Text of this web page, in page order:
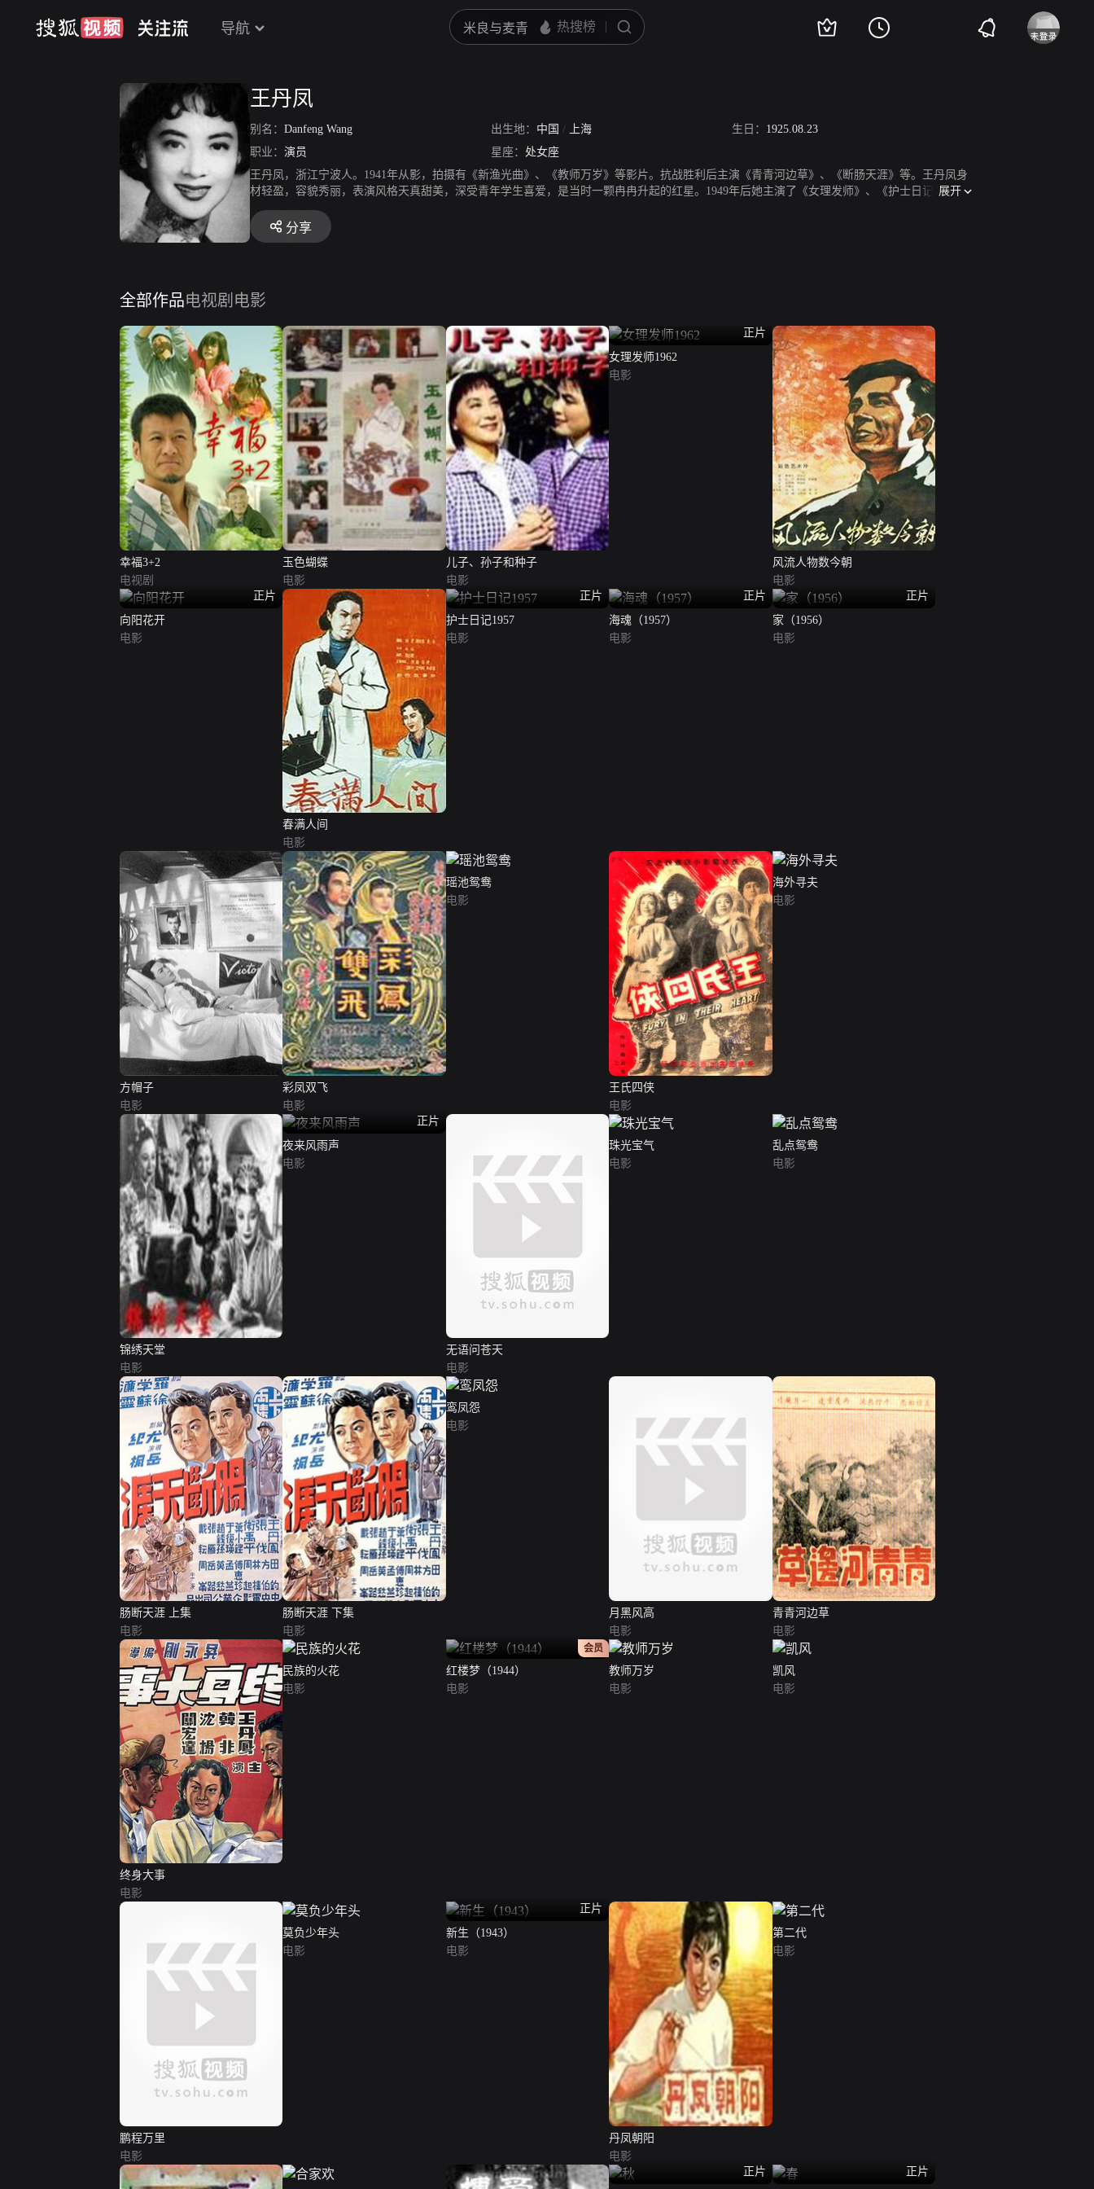
导航
王丹凤
别名： Danfeng Wang 出生地： 中国 / 上海 生日： 1925.08.23
职业： 演员 星座： 处女座
王丹凤，浙江宁波人。1941年从影，拍摄有《新渔光曲》、《教师万岁》等影片。抗战胜利后主演《青青河边草》、《断肠天涯》等。王丹凤身
材轻盈，容貌秀丽，表演风格天真甜美，深受青年学生喜爱，是当时一颗冉冉升起的红星。1949年后她主演了《女理发师》、《护士日记》等
片，表演委婉细腻、真切感人，受到观众欢迎。80年代后赴香港经商。
展开
分享
全部作品电视剧 电影
幸福3+2
电视剧
玉色蝴蝶
电影
儿子、孙子和种子
电影
正片
女理发师1962
电影
风流人物数今朝
电影
正片
向阳花开
电影
春满人间
电影
正片
护士日记1957
电影
正片
海魂（1957）
电影
正片
家（1956）
电影
方帽子
电影
彩凤双飞
电影
瑶池鸳鸯
电影
王氏四侠
电影
海外寻夫
电影
锦绣天堂
电影
正片
夜来风雨声
电影
无语问苍天
电影
珠光宝气
电影
乱点鸳鸯
电影
肠断天涯 上集
电影
肠断天涯 下集
电影
鸾凤怨
电影
月黑风高
电影
青青河边草
电影
终身大事
电影
民族的火花
电影
正片
会员
红楼梦（1944）
电影
教师万岁
电影
凯风
电影
鹏程万里
电影
莫负少年头
电影
正片
新生（1943）
电影
丹凤朝阳
电影
第二代
电影
正片 正片